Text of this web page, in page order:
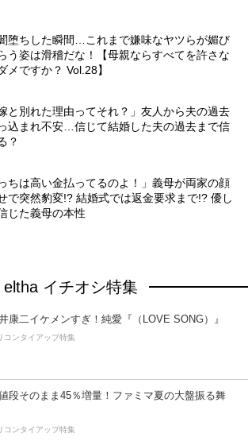
堕ちした瞬間…これまで嫌味なヤツらが媚び
う姿は滑稽だな！【母親ならすべてを許さな
メですか？ Vol.28】
嫁と別れた理由ってそれ？」友人から夫の過去
込まれ不安…信じて結婚した夫の過去まで信
？
っちは高い金払ってるのよ！」義母が両家の顔
で突然豹変!? 結婚式では返金要求まで!? 優し
じた義母の本性
eltha イチオシ特集
康二イケメンすぎ！純愛『（LOVE SONG）』
コンタイアップ特集
段そのまま45％増量！ファミマ夏の大盤振る舞
コンタイアップ特集